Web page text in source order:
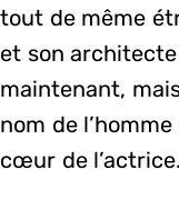
tout de même
et son
maintenant,
nom de
cœur de l’actrice.